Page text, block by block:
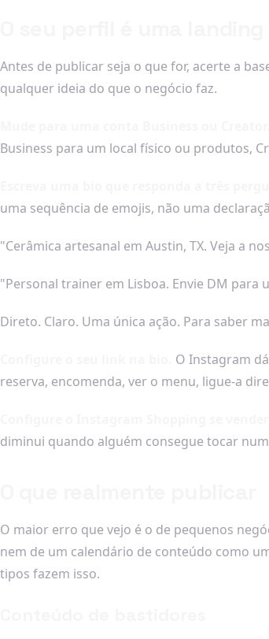
Antes de publicar seja o que for, acerte a
qualquer ideia do que o negócio faz.
Business para um local físico ou produtos,
uma sequência de emojis, não uma
"Cerâmica artesanal em Austin, TX. Veja a
"Personal trainer em Lisboa. Envie DM para
Direto. Claro. Uma única ação. Para saber
O Instagram
reserva, encomenda, ver o menu, ligue-a
diminui quando alguém consegue tocar
O maior erro que vejo é o de pequenos
nem de um calendário de conteúdo como
tipos fazem isso.